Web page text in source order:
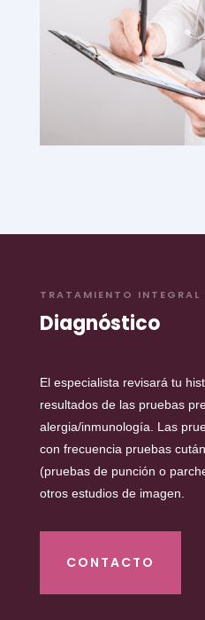
TRATAMIENTO INTEGRAL
Diagnóstico
El especialista revisará tu
resultados de las pruebas
alergia/inmunología.
Las
con frecuencia pruebas
(pruebas de punción o
otros estudios de imagen.
CONTACTO